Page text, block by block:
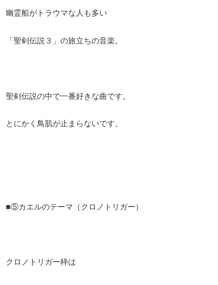
幽霊船がトラウマな人も多い
「聖剣伝説３」の旅立ちの音楽。
聖剣伝説の中で一番好きな曲です。
とにかく鳥肌が止まらないです。
■⑤カエルのテーマ（クロノトリガー）
クロノトリガー枠は